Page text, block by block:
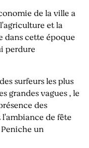
de la ville a
et la
cette époque
perdure
surfeurs les plus
grandes vagues , le
des
de fête
un